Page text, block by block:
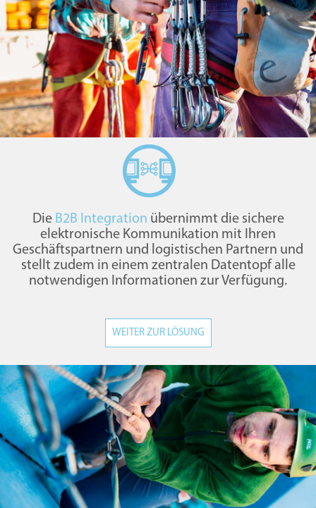
Die B2B Integration übernimmt die sichere
elektronische Kommunikation mit Ihren
Geschäftspartnern und logistischen Partnern und
stellt zudem in einem zentralen Datentopf alle
notwendigen Informationen zur Verfügung.
WEITER ZUR LÖSUNG